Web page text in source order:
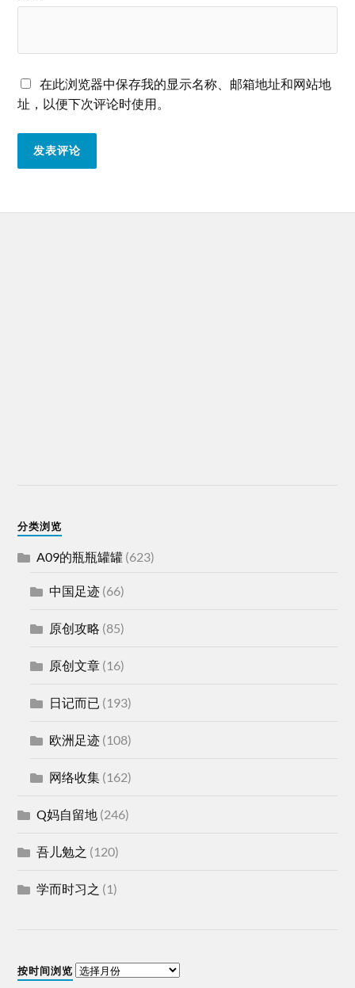
在此浏览器中保存我的显示名称、邮箱地址和网站地
址，以便下次评论时使用。
分类浏览
A09的瓶瓶罐罐 (623)
中国足迹 (66)
原创攻略 (85)
原创文章 (16)
日记而已 (193)
欧洲足迹 (108)
网络收集 (162)
Q妈自留地 (246)
吾儿勉之 (120)
学而时习之 (1)
按时间浏览